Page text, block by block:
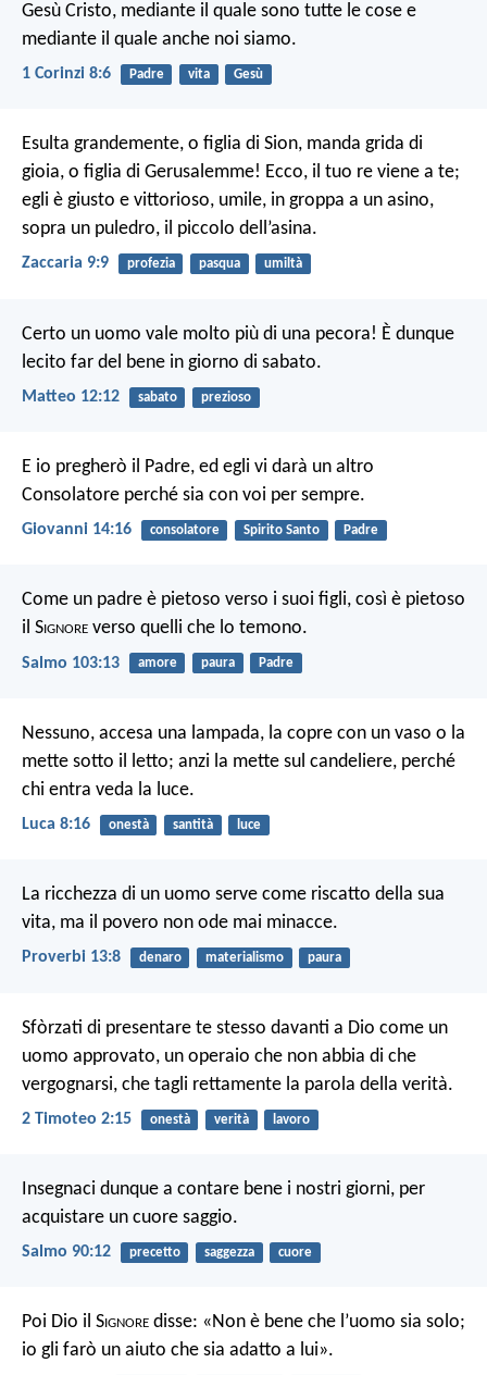
Gesù Cristo, mediante il quale sono tutte le cose e
mediante il quale anche noi siamo.
1 Corinzi 8:6 Padre vita Gesù
Esulta grandemente, o figlia di Sion, manda grida di
gioia, o figlia di Gerusalemme! Ecco, il tuo re viene a te;
egli è giusto e vittorioso, umile, in groppa a un asino,
sopra un puledro, il piccolo dell’asina.
Zaccaria 9:9 profezia pasqua umiltà
Certo un uomo vale molto più di una pecora! È dunque
lecito far del bene in giorno di sabato.
Matteo 12:12 sabato prezioso
E io pregherò il Padre, ed egli vi darà un altro
Consolatore perché sia con voi per sempre.
Giovanni 14:16 consolatore Spirito Santo Padre
Come un padre è pietoso verso i suoi figli, così è pietoso
il Signore verso quelli che lo temono.
Salmo 103:13 amore paura Padre
Nessuno, accesa una lampada, la copre con un vaso o la
mette sotto il letto; anzi la mette sul candeliere, perché
chi entra veda la luce.
Luca 8:16 onestà santità luce
La ricchezza di un uomo serve come riscatto della sua
vita, ma il povero non ode mai minacce.
Proverbi 13:8 denaro materialismo paura
Sfòrzati di presentare te stesso davanti a Dio come un
uomo approvato, un operaio che non abbia di che
vergognarsi, che tagli rettamente la parola della verità.
2 Timoteo 2:15 onestà verità lavoro
Insegnaci dunque a contare bene i nostri giorni, per
acquistare un cuore saggio.
Salmo 90:12 precetto saggezza cuore
Poi Dio il Signore disse: «Non è bene che l’uomo sia solo;
io gli farò un aiuto che sia adatto a lui».